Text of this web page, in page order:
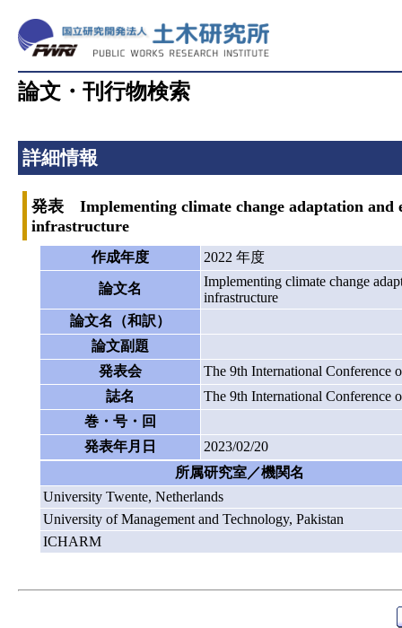
論文・刊行物検索
詳細情報
発表 Implementing climate change adaptation and
infrastructure
作成年度 2022 年度
論文名
Implementing climate change
infrastructure
論文名（和訳）
論文副題
発表会
The 9th International Conference
誌名
The 9th International Conference
巻・号・回
発表年月日
2023/02/20
所属研究室／機関名
University Twente, Netherlands
University of Management and Technology, Pakistan
ICHARM